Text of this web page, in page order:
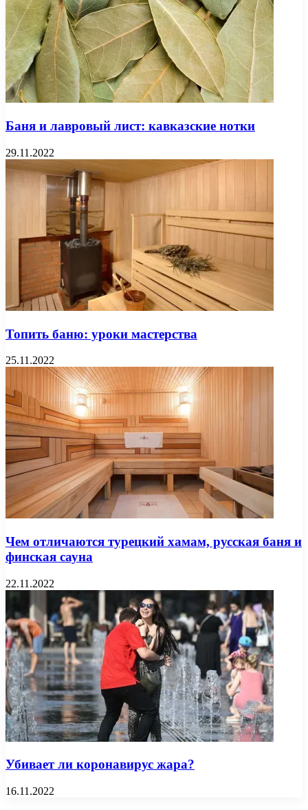
Баня и лавровый лист: кавказские нотки
29.11.2022
Топить баню: уроки мастерства
25.11.2022
Чем отличаются турецкий хамам, русская баня и
финская сауна
22.11.2022
Убивает ли коронавирус жара?
16.11.2022